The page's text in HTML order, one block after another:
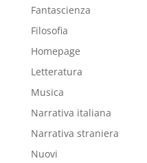
Fantascienza
Filosofia
Homepage
Letteratura
Musica
Narrativa italiana
Narrativa straniera
Nuovi